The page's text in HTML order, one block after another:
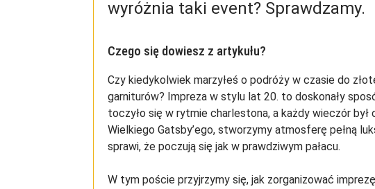
wyróżnia taki event? Sprawdzamy.
Czego się dowiesz z artykułu?
Czy kiedykolwiek marzyłeś o podróży w czasie do
garniturów? Impreza w stylu lat 20. to doskonały
toczyło się w rytmie charlestona, a każdy wieczór
Wielkiego Gatsby’ego, stworzymy atmosferę pełną
sprawi, że poczują się jak w prawdziwym pałacu.
W tym poście przyjrzymy się, jak zorganizować